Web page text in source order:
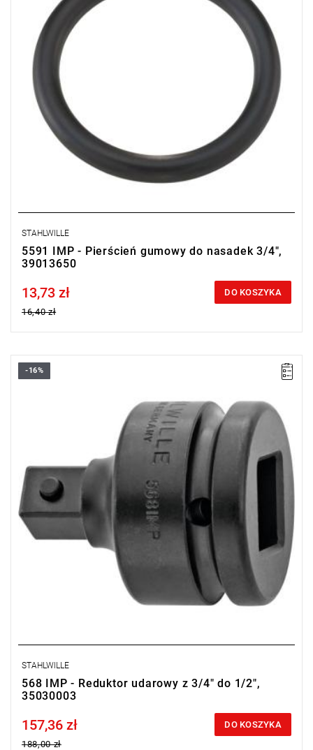
STAHLWILLE
5591 IMP - Pierścień gumowy do nasadek 3/4",
39013650
Price tax included
13,73 zł
16,40 zł
DO KOSZYKA
-16%
STAHLWILLE
568 IMP - Reduktor udarowy z 3/4" do 1/2",
35030003
Price tax included
157,36 zł
188,00 zł
DO KOSZYKA